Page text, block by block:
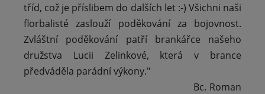
tříd, což je příslibem do dalších let :-) Všichni naši
florbalisté zaslouží poděkování za bojovnost.
Zvláštní poděkování patří brankářce našeho
družstva Lucii Zelinkové, která v brance
předváděla parádní výkony."
Bc. Roman